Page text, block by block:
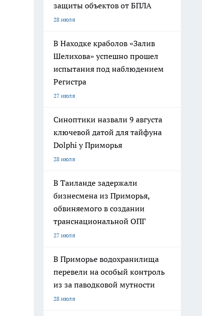
защиты объектов от БПЛА
28 июля
В Находке краболов «Залив
Шелихова» успешно прошел
испытания под наблюдением
Регистра
27 июля
Синоптики назвали 9 августа
ключевой датой для тайфуна
Dolphi у Приморья
28 июля
В Таиланде задержали
бизнесмена из Приморья,
обвиняемого в создании
транснациональной ОПГ
27 июля
В Приморье водохранилища
перевели на особый контроль
из за паводковой мутности
28 июля